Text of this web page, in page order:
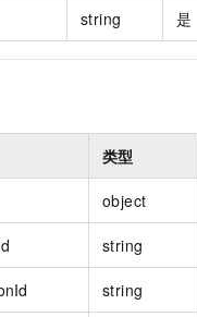
string 是
类型
object
string
string